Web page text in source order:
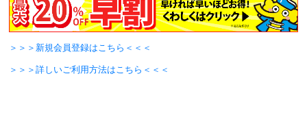
＞＞＞新規会員登録はこちら＜＜＜
＞＞＞詳しいご利用方法はこちら＜＜＜